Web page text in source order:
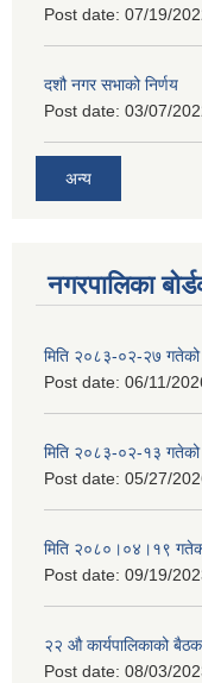
Post date: 07/19/
दशौ नगर सभाको निर्णय
Post date: 03/07/
अन्य
नगरपालिका
मिति २०८३-०२-२७ गतेको
Post date: 06/11/
मिति २०८३-०२-१३ गतेको
Post date: 05/27/
मिति २०८०।०४।१९
Post date: 09/19/
२‍२ औ कार्यपालिकाको
Post date: 08/03/